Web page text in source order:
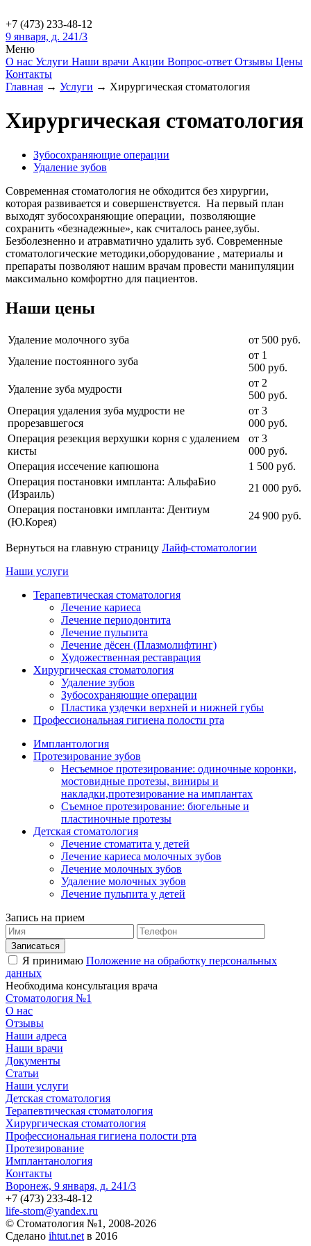
+7 (473) 233-48-12
9 января, д. 241/3
Меню
О нас Услуги Наши врачи Акции Вопрос-ответ Отзывы Цены
Контакты
Главная → Услуги → Хирургическая стоматология
Хирургическая стоматология
Зубосохраняющие операции
Удаление зубов
Современная стоматология не обходится без хирургии,
которая развивается и совершенствуется. На первый план
выходят зубосохраняющие операции, позволяющие
сохранить «безнадежные», как считалось ранее,зубы.
Безболезненно и атравматично удалить зуб. Современные
стоматологические методики,оборудование , материалы и
препараты позволяют нашим врачам провести манипуляции
максимально комфортно для пациентов.
Наши цены
Удаление молочного зуба
от 500 руб.
Удаление постоянного зуба
от 1
500 руб.
Удаление зуба мудрости
от 2
500 руб.
Операция удаления зуба мудрости не
прорезавшегося
от 3
000 руб.
Операция резекция верхушки корня с удалением
кисты
от 3
000 руб.
Операция иссечение капюшона
1 500 руб.
Операция постановки импланта: АльфаБио
(Израиль)
21 000 руб.
Операция постановки импланта: Дентиум
(Ю.Корея)
24 900 руб.
Вернуться на главную страницу Лайф-стоматологии
Наши услуги
Терапевтическая стоматология
Лечение кариеса
Лечение периодонтита
Лечение пульпита
Лечение дёсен (Плазмолифтинг)
Художественная реставрация
Хирургическая стоматология
Удаление зубов
Зубосохраняющие операции
Пластика уздечки верхней и нижней губы
Профессиональная гигиена полости рта
Имплантология
Протезирование зубов
Несъемное протезирование: одиночные коронки,
мостовидные протезы, виниры и
накладки,протезирование на имплантах
Съемное протезирование: бюгельные и
пластиночные протезы
Детская стоматология
Лечение стоматита у детей
Лечение кариеса молочных зубов
Лечение молочных зубов
Удаление молочных зубов
Лечение пульпита у детей
Запись на прием
Я принимаю Положение на обработку персональных
данных
Необходима консультация врача
Стоматология №1
О нас
Отзывы
Наши адреса
Наши врачи
Документы
Статьи
Наши услуги
Детская стоматология
Терапевтическая стоматология
Хирургическая стоматология
Профессиональная гигиена полости рта
Протезирование
Имплантанология
Контакты
Воронеж, 9 января, д. 241/3
+7 (473) 233-48-12
life-stom@yandex.ru
© Стоматология №1, 2008-2026
Сделано ihtut.net в 2016